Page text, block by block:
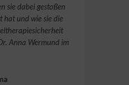
sie dabei gestoßen
hat und wie sie die
Anna Wermund im